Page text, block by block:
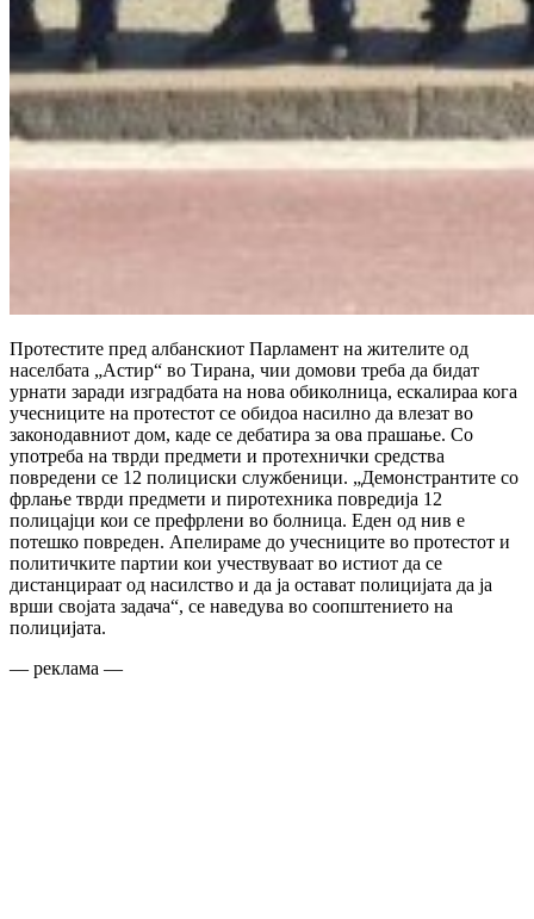
Протестите пред албанскиот Парламент на жителите од
населбата „Астир“ во Тирана, чии домови треба да бидат
урнати заради изградбата на нова обиколница, ескалираа кога
учесниците на протестот се обидоа насилно да влезат во
законодавниот дом, каде се дебатира за ова прашање. Со
употреба на тврди предмети и протехнички средства
повредени се 12 полициски службеници. „Демонстрантите со
фрлање тврди предмети и пиротехника повредија 12
полицајци кои се префрлени во болница. Еден од нив е
потешко повреден. Апелираме до учесниците во протестот и
политичките партии кои учествуваат во истиот да се
дистанцираат од насилство и да ја остават полицијата да ја
врши својата задача“, се наведува во соопштението на
полицијата.
— реклама —